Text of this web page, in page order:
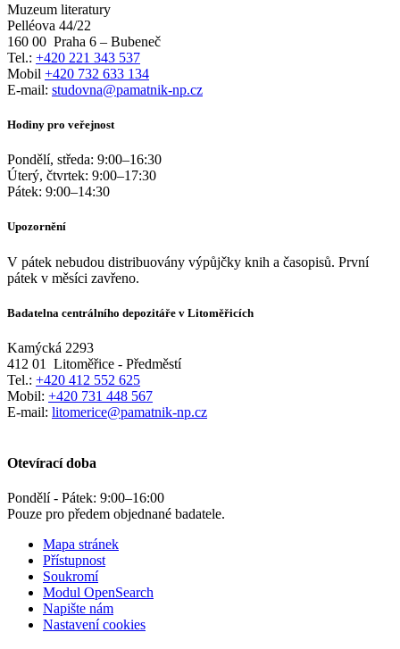
Muzeum literatury
Pelléova 44/22
160 00 Praha 6 – Bubeneč
Tel.: +420 221 343 537
Mobil +420 732 633 134
E-mail: studovna@pamatnik-np.cz
Hodiny pro veřejnost
Pondělí, středa: 9:00–16:30
Úterý, čtvrtek: 9:00–17:30
Pátek: 9:00–14:30
Upozornění
V pátek nebudou distribuovány výpůjčky knih a časopisů. První
pátek v měsíci zavřeno.
Badatelna centrálního depozitáře v Litoměřicích
Kamýcká 2293
412 01
Litoměřice - Předměstí
Tel.: +420 412 552 625
Mobil: +420 731 448 567
E-mail: litomerice@pamatnik-np.cz
Otevírací doba
Pondělí - Pátek: 9:00–16:00
Pouze pro předem objednané badatele.
Mapa stránek
Přístupnost
Soukromí
Modul OpenSearch
Napište nám
Nastavení cookies